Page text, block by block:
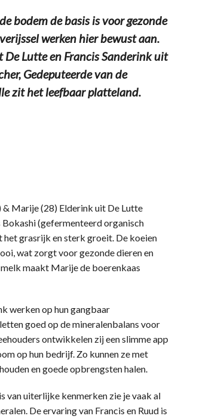
bodem de basis is voor gezonde
werken hier bewust aan.
Lutte en Francis Sanderink uit
Gedeputeerde van de
zit het leefbaar platteland.
Marije (28) Elderink uit De Lutte
(gefermenteerd organisch
grasrijk en sterk groeit. De koeien
wat zorgt voor gezonde dieren en
maakt Marije de boerenkaas
werken op hun gangbaar
goed op de mineralenbalans voor
ontwikkelen zij een slimme app
op hun bedrijf. Zo kunnen ze met
en goede opbrengsten halen.
van uiterlijke kenmerken zie je vaak al
De ervaring van Francis en Ruud is